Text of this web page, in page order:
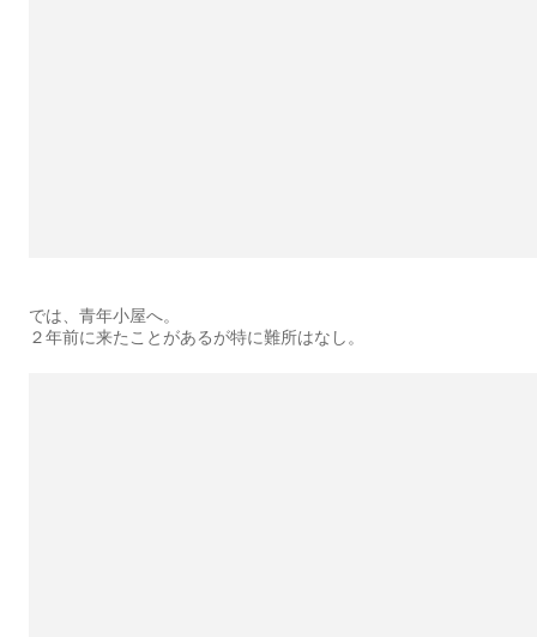
では、青年小屋へ。
２年前に来たことがあるが特に難所はなし。